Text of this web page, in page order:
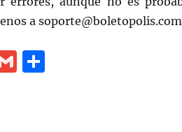
a soporte@boletopolis.com
G C